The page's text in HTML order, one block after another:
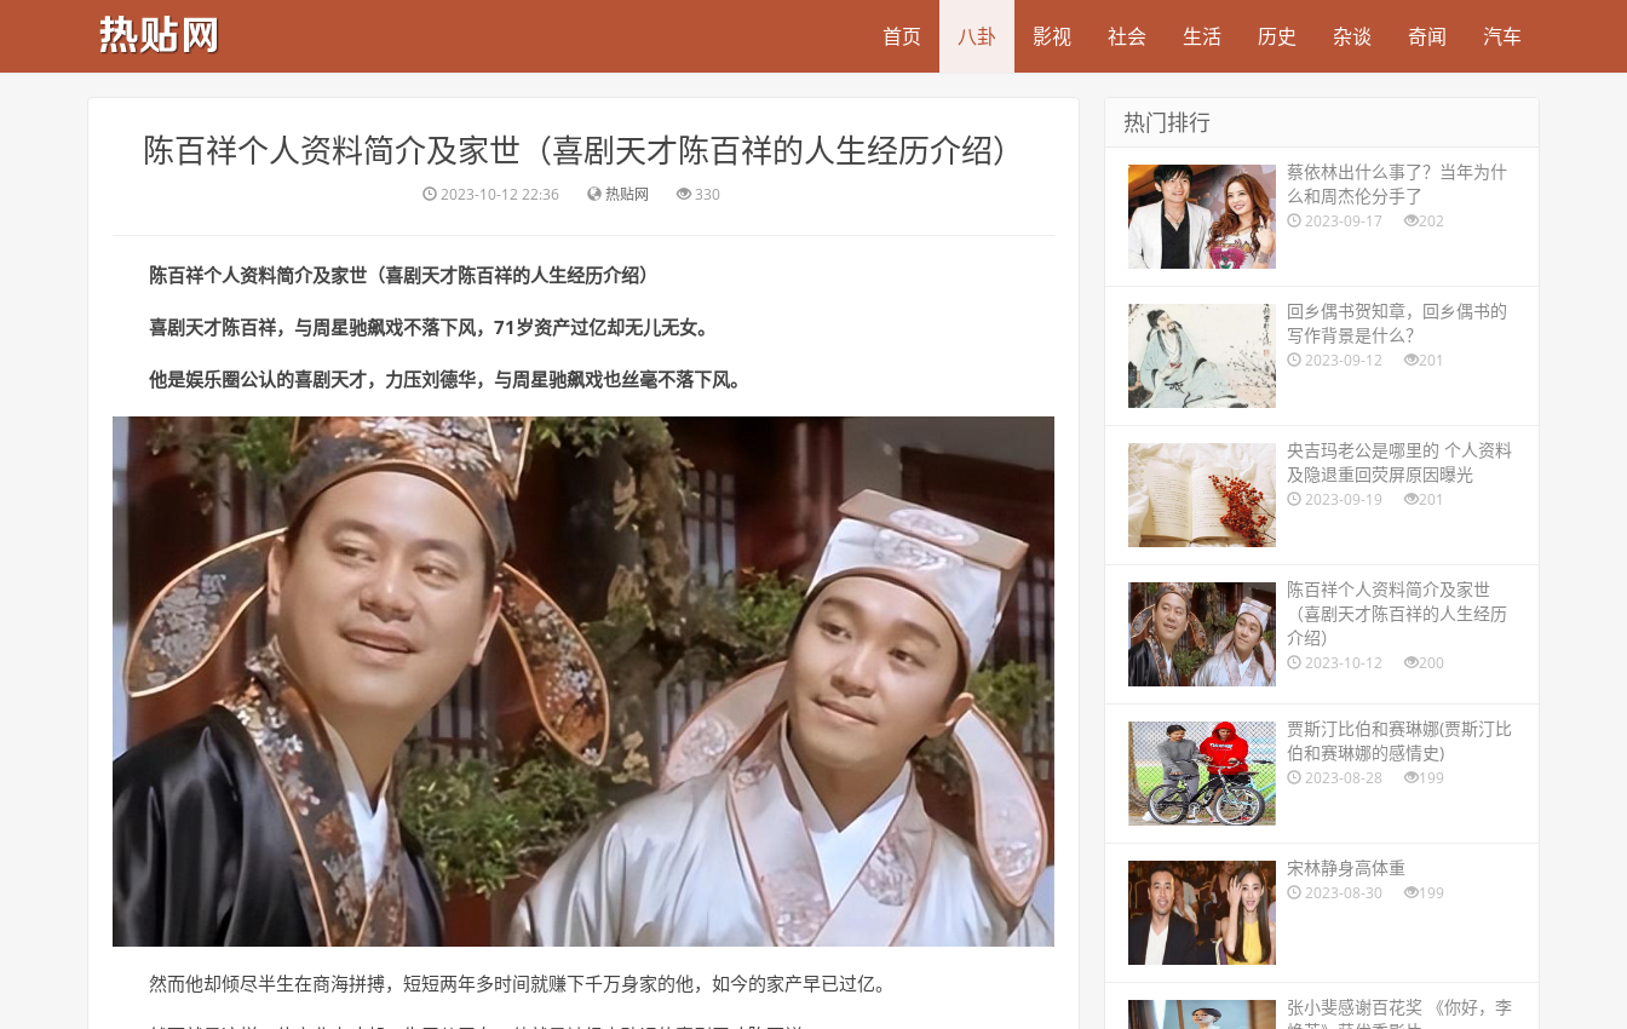
首页 八卦 影视 社会 生活 历史 杂谈 奇闻 汽车
​陈百祥个人资料简介及家世（喜剧天才陈百祥的人生经历介绍）
2023-10-12 22:36 热贴网 330
陈百祥个人资料简介及家世（喜剧天才陈百祥的人生经历介绍）
喜剧天才陈百祥，与周星驰飙戏不落下风，71岁资产过亿却无儿无女。
他是娱乐圈公认的喜剧天才，力压刘德华，与周星驰飙戏也丝毫不落下风。
然而他却倾尽半生在商海拼搏，短短两年多时间就赚下千万身家的他，如今的家产早已过亿。
热门排行
​蔡依林出什么事了？当年为什
么和周杰伦分手了
2023-09-17 202
​回乡偶书贺知章，回乡偶书的
写作背景是什么？
2023-09-12 201
​央吉玛老公是哪里的 个人资料
及隐退重回荧屏原因曝光
2023-09-19 201
​陈百祥个人资料简介及家世
（喜剧天才陈百祥的人生经历
介绍）
2023-10-12 200
​贾斯汀比伯和赛琳娜(贾斯汀比
伯和赛琳娜的感情史)
2023-08-28 199
​宋林静身高体重
2023-08-30 199
​张小斐感谢百花奖 《你好，李